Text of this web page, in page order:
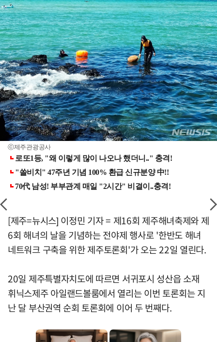
ⓒ제주관광공사
[제주=뉴시스] 이정민 기자 = 제16회 제주해녀축제와 제
6회 해녀의 날을 기념하는 전야제 행사로 '한반도 해녀
네트워크 구축을 위한 제주토론회'가 오는 22일 열린다.
20일 제주특별자치도에 따르면 서귀포시 성산읍 소재
휘닉스제주 아일랜드볼룸에서 열리는 이번 토론회는 지
난 달 부산권역 순회 토론회에 이어 두 번째다.